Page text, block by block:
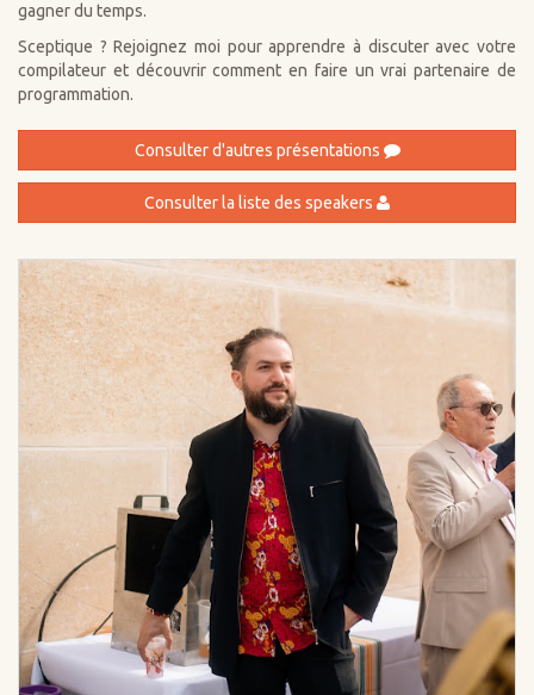
gagner du temps.
Sceptique ? Rejoignez moi pour apprendre à discuter avec votre
compilateur et découvrir comment en faire un vrai partenaire de
programmation.
Consulter d'autres présentations
Consulter la liste des speakers